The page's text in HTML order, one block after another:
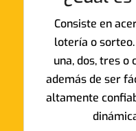
Consiste en
lotería o
una, dos, tres
además de ser
altamente